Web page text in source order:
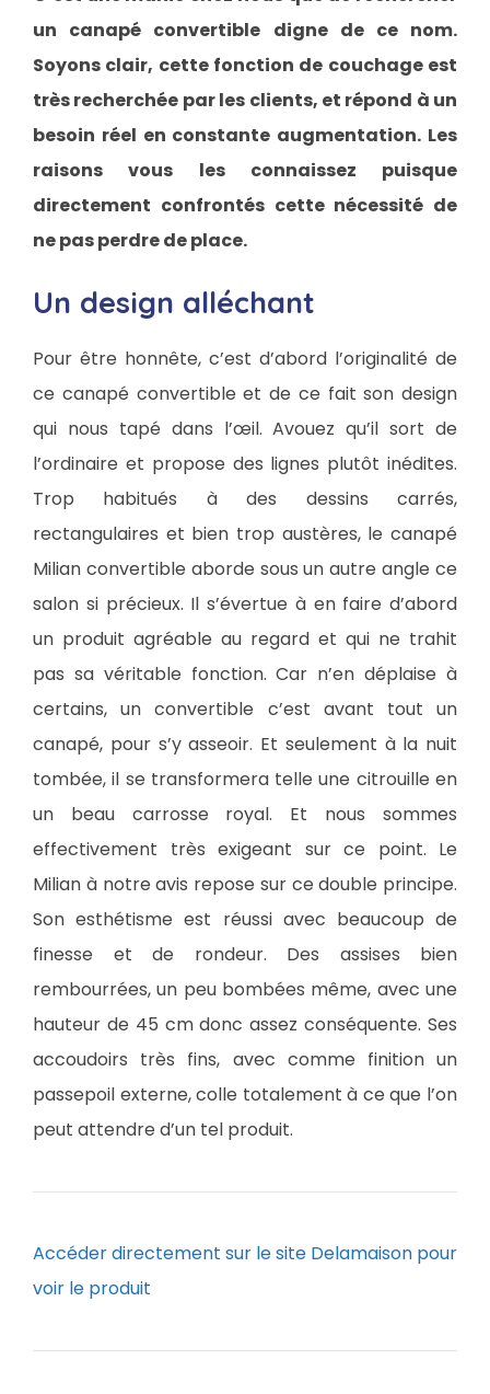
un canapé convertible digne de ce nom.
Soyons clair, cette fonction de couchage est
très recherchée par les clients, et répond à un
besoin réel en constante augmentation. Les
raisons vous les connaissez puisque
directement confrontés cette nécessité de
ne pas perdre de place.
Un design alléchant
Pour être honnête, c’est d’abord l’originalité de
ce canapé convertible et de ce fait son design
qui nous tapé dans l’œil. Avouez qu’il sort de
l’ordinaire et propose des lignes plutôt inédites.
Trop habitués à des dessins carrés,
rectangulaires et bien trop austères, le canapé
Milian convertible aborde sous un autre angle ce
salon si précieux. Il s’évertue à en faire d’abord
un produit agréable au regard et qui ne trahit
pas sa véritable fonction. Car n’en déplaise à
certains, un convertible c’est avant tout un
canapé, pour s’y asseoir. Et seulement à la nuit
tombée, il se transformera telle une citrouille en
un beau carrosse royal. Et nous sommes
effectivement très exigeant sur ce point. Le
Milian à notre avis repose sur ce double principe.
Son esthétisme est réussi avec beaucoup de
finesse et de rondeur. Des assises bien
rembourrées, un peu bombées même, avec une
hauteur de 45 cm donc assez conséquente. Ses
accoudoirs très fins, avec comme finition un
passepoil externe, colle totalement à ce que l’on
peut attendre d’un tel produit.
Accéder directement sur le site Delamaison pour
voir le produit